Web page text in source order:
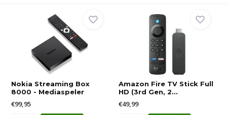
Nokia Streaming Box
8000 - Mediaspeler
€99,95
Amazon Fire TV Stick Full
HD (3rd Gen, 2...
€49,99